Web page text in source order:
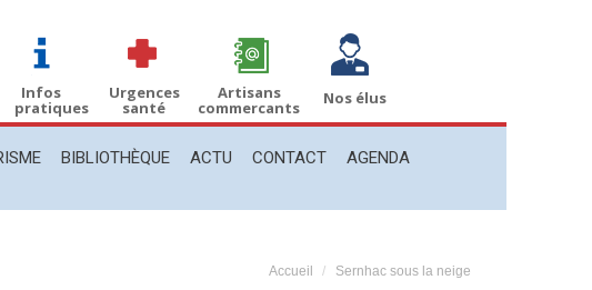
Infos
pratiques
Urgences
santé
Artisans
commercants Nos élus
BIBLIOTHÈQUE ACTU CONTACT AGENDA
Vous êtes ici :
Accueil Sernhac sous la neige
BIBLIOTHÈQUE CONTACT AGENDA